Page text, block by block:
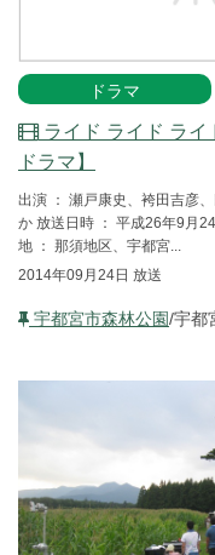
ドラマ
ライド ライド ラ
ドラマ】
出演 ： 瀬戸康史、袴田吉彦
か 放送日時 ： 平成26年9月
地 ： 那須地区、宇都宮...
2014年09月24日 放送
宇都宮市森林公園/宇都